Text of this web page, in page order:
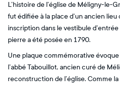
L’histoire de l’église de Méligny-le-
fut édifiée à la place d’un ancien
inscription dans le vestibule
pierre a été posée en 1790.
Une plaque commémorative
l’abbé Tabouillot, ancien curé de
reconstruction de l’église. Comme